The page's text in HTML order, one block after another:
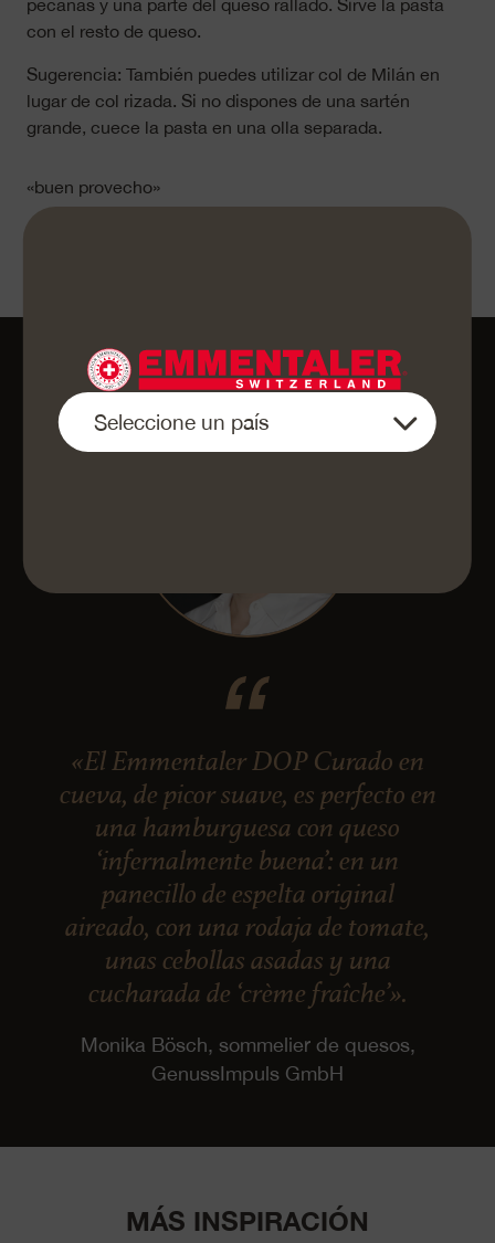
pecanas y una parte del queso rallado. Sirve la pasta
con el resto de queso.
Sugerencia: También puedes utilizar col de Milán en
lugar de col rizada. Si no dispones de una sartén
grande, cuece la pasta en una olla separada.
«buen provecho»
«El Emmentaler DOP Curado en
cueva, de picor suave, es perfecto en
una hamburguesa con queso
‘infernalmente buena’: en un
panecillo de espelta original
aireado, con una rodaja de tomate,
unas cebollas asadas y una
cucharada de ‘crème fraîche’».
Monika Bösch, sommelier de quesos,
GenussImpuls GmbH
MÁS INSPIRACIÓN